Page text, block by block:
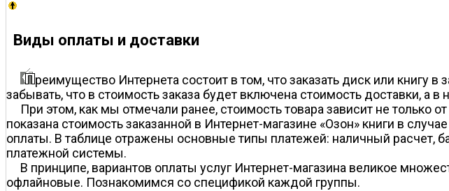
Виды оплаты и доставки
реимущество Интернета состоит в том, что заказать диск или книгу
забывать, что в стоимость заказа будет включена стоимость доставки, а
При этом, как мы отмечали ранее, стоимость товара зависит не только
показана стоимость заказанной в Интернет-магазине «Озон» книги в
оплаты. В таблице отражены основные типы платежей: наличный расчет,
платежной системы.
В принципе, вариантов оплаты услуг Интернет-магазина великое
офлайновые. Познакомимся со спецификой каждой группы.